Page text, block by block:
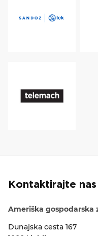
Kontaktirajte nas
Ameriška gospodarska
Dunajska cesta 167